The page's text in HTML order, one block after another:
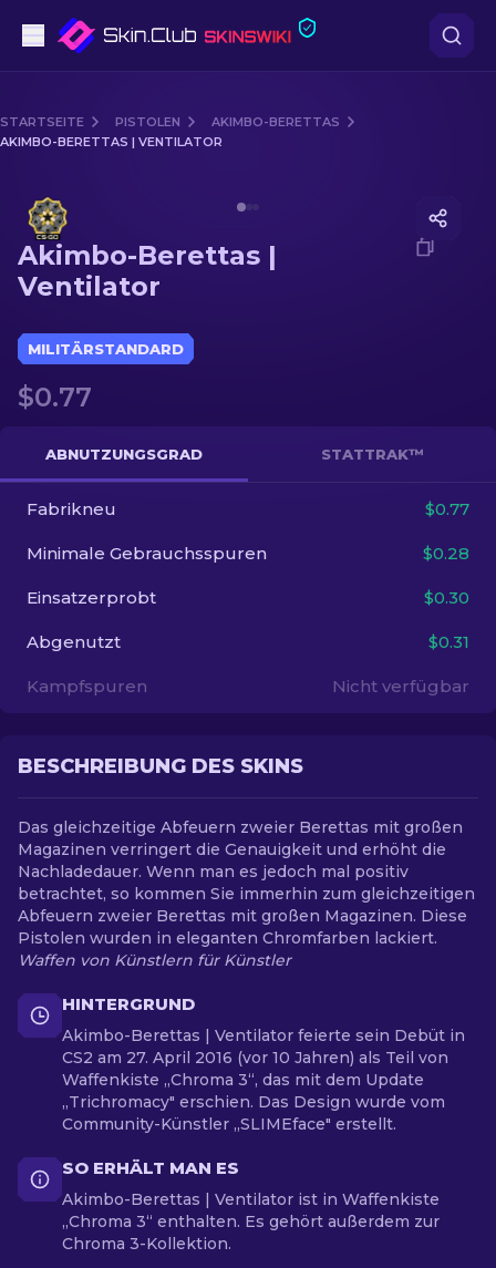
Mittelklasse
Gewehr
Scharfschützengewehr
Handschuh
Andere
DE
STARTSEITE PISTOLEN
AKIMBO-BERETTAS
AKIMBO-BERETTAS | VENTILATOR
Akimbo-Berettas |
Ventilator
MILITÄRSTANDARD
$0.77
ABNUTZUNGSGRAD STATTRAK™
Fabrikneu $0.77
Minimale Gebrauchsspuren $0.28
Einsatzerprobt $0.30
Abgenutzt $0.31
Kampfspuren Nicht verfügbar
BESCHREIBUNG DES SKINS
Das gleichzeitige Abfeuern zweier Berettas mit großen
Magazinen verringert die Genauigkeit und erhöht die
Nachladedauer. Wenn man es jedoch mal positiv
betrachtet, so kommen Sie immerhin zum gleichzeitigen
Abfeuern zweier Berettas mit großen Magazinen. Diese
Pistolen wurden in eleganten Chromfarben lackiert.
Waffen von Künstlern für Künstler
HINTERGRUND
Akimbo-Berettas | Ventilator feierte sein Debüt in
CS2 am 27. April 2016 (vor 10 Jahren) als Teil von
Waffenkiste „Chroma 3“, das mit dem Update
„Trichromacy" erschien. Das Design wurde vom
Community-Künstler „SLIMEface" erstellt.
SO ERHÄLT MAN ES
Akimbo-Berettas | Ventilator ist in Waffenkiste
„Chroma 3“ enthalten. Es gehört außerdem zur
Chroma 3-Kollektion.